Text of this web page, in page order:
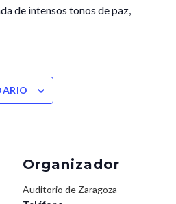
de intensos tonos de paz,
Organizador
Auditorio de Zaragoza